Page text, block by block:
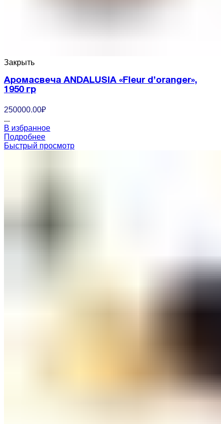
Закрыть
Аромасвеча ANDALUSIA «Fleur d’oranger»,
1950 гр
250000.00₽
...
В избранное
Подробнее
Быстрый просмотр